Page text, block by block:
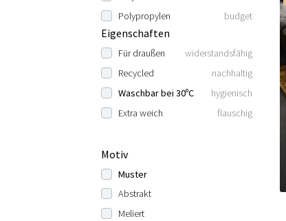
Polypropylen
budget
Eigenschaften
Für draußen
widerstandsfähig
Recycled
nachhaltig
Waschbar bei 30ºC
hygienisch
Extra weich
flauschig
Motiv
Muster
Abstrakt
Meliert